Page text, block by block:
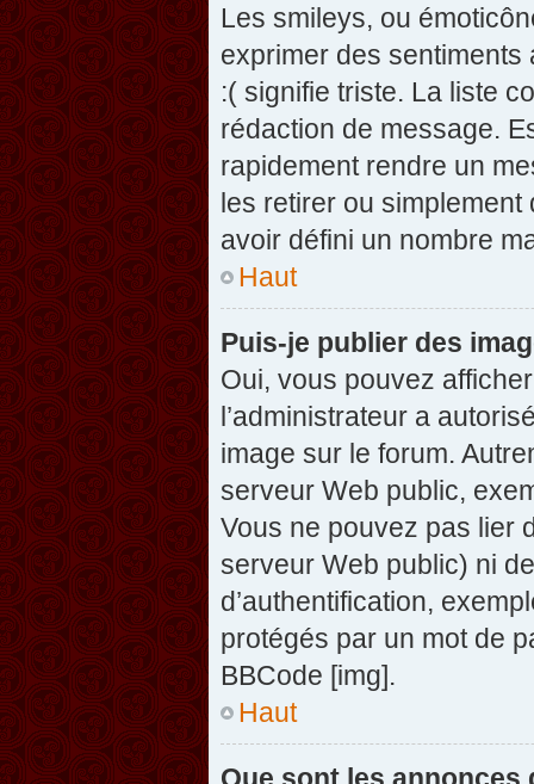
Les smileys, ou
exprimer des
:( signifie triste. La liste
rédaction de message.
rapidement rendre un
les retirer ou simplement
avoir défini un nombre
Haut
Puis-je publier des
Oui, vous pouvez
l’administrateur a
image sur le forum.
serveur Web public,
Vous ne pouvez pas lier
serveur Web public) ni
d’authentification,
protégés par un mot de
BBCode [img].
Haut
Que sont les annonces